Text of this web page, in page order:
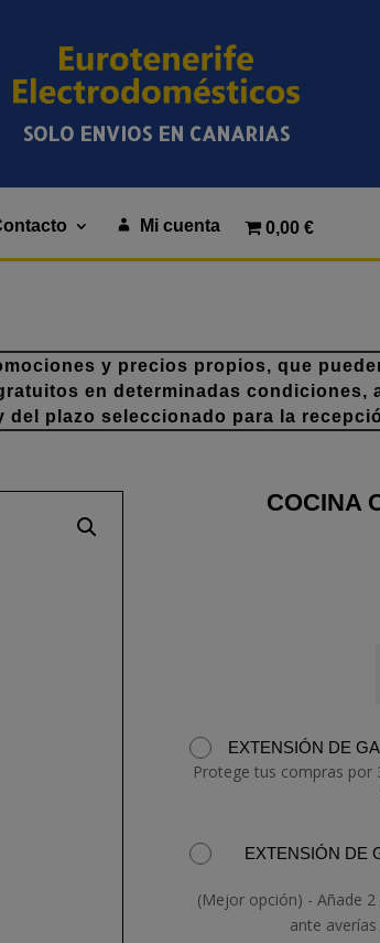
SOLO ENVIOS EN CANARIAS
Mi cuenta 0,00 €
y precios propios, que
en determinadas condiciones,
plazo seleccionado para la
COCINA
EXTENSIÓN DE
Protege tus compras por
EXTENSIÓN DE
(Mejor opción) - Añade
ante